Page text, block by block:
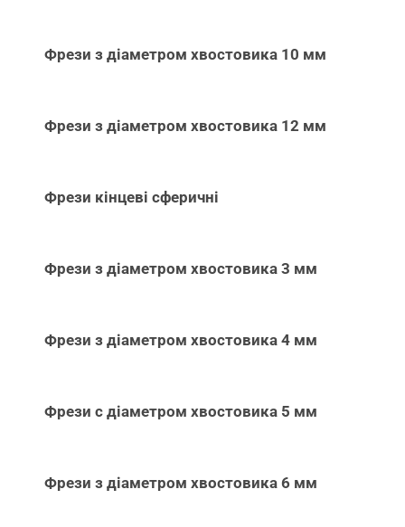
Фрези з діаметром хвостовика 10 мм
Фрези з діаметром хвостовика 12 мм
Фрези кінцеві сферичні
Фрези з діаметром хвостовика 3 мм
Фрези з діаметром хвостовика 4 мм
Фрези с діаметром хвостовика 5 мм
Фрези з діаметром хвостовика 6 мм